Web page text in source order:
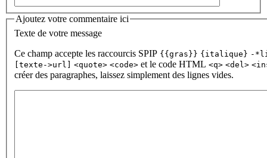
Ajoutez votre commentaire ici
Texte de votre message
Ce champ accepte les raccourcis SPIP {{gras}} {italique} -
[texte->url] <quote> <code> et le code HTML <q> <del>
créer des paragraphes, laissez simplement des lignes vides.